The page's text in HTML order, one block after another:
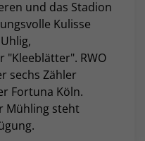
und das Stadion
Kulisse
RWO
sechs Zähler
Fortuna Köln.
Mühling steht